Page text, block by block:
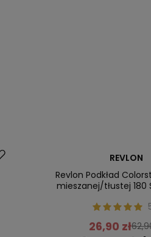
REVLON
Revlon Podkład
mieszanej/tłustej 180
26,90 zł